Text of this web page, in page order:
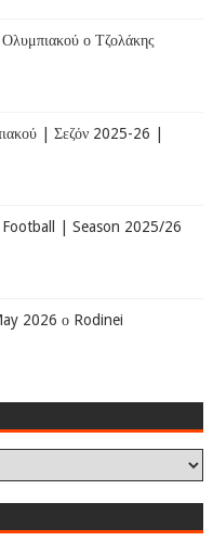
ο Τζολάκης
| Σεζόν 2025-26 |
| Season 2025/26
2026 ο Rodinei